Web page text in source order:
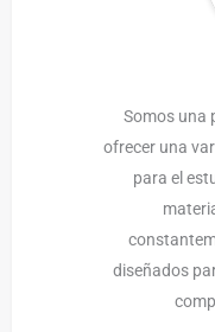
Somos una
ofrecer una
para el
diseñados